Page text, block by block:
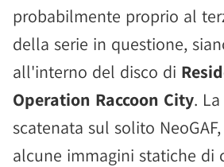
probabilmente proprio al
della serie in questione,
all'interno del disco di
Operation Raccoon City.
scatenata sul solito
alcune immagini statiche di